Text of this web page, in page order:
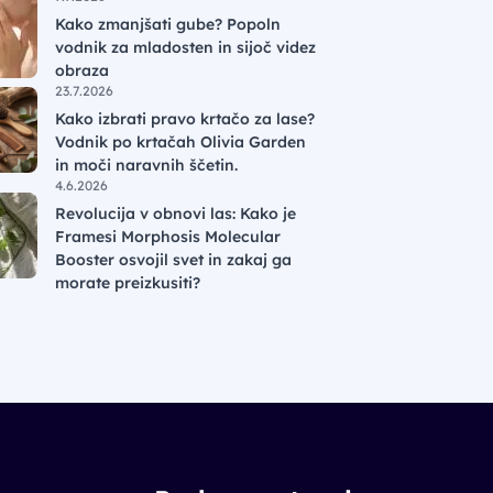
Kako zmanjšati gube? Popoln
vodnik za mladosten in sijoč videz
obraza
23.7.2026
Kako izbrati pravo krtačo za lase?
Vodnik po krtačah Olivia Garden
in moči naravnih ščetin.
4.6.2026
Revolucija v obnovi las: Kako je
Framesi Morphosis Molecular
Booster osvojil svet in zakaj ga
morate preizkusiti?